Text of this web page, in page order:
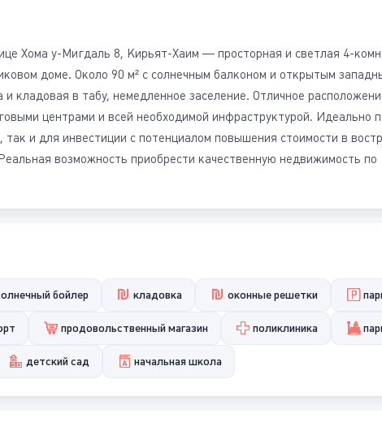
Хома у-Мигдаль 8, Кирьят-Хаим — просторная и светлая 4-
доме. Около 90 м² с солнечным балконом и открытым
и кладовая в табу, немедленное заселение. Отличное
центрами и всей необходимой инфраструктурой. Идеально
и для инвестиции с потенциалом повышения стоимости в
возможность приобрести качественную недвижимость по
бойлер кладовка оконные решетки
продовольственный магазин поликлиника
детский сад начальная школа